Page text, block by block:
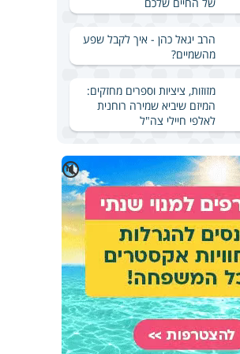
הרב יגאל כהן - איך לקבל שפע
מהשמיים?
מזוזות, ציציות וספרים מחזקים:
המיזם שיביא שמירה רוחנית
לאלפי חיילי צה"ל
🔇